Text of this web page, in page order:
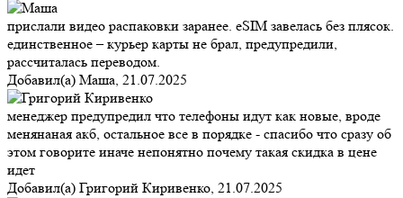
прислали видео распаковки заранее. eSIM завелась без плясок.
единственное – курьер карты не брал, предупредили,
рассчиталась переводом.
Добавил(а) Маша, 21.07.2025
менеджер предупредил что телефоны идут как новые, вроде
менянаная акб, остальное все в порядке - спасибо что сразу об
этом говорите иначе непонятно почему такая скидка в цене
идет
Добавил(а) Григорий Киривенко, 21.07.2025